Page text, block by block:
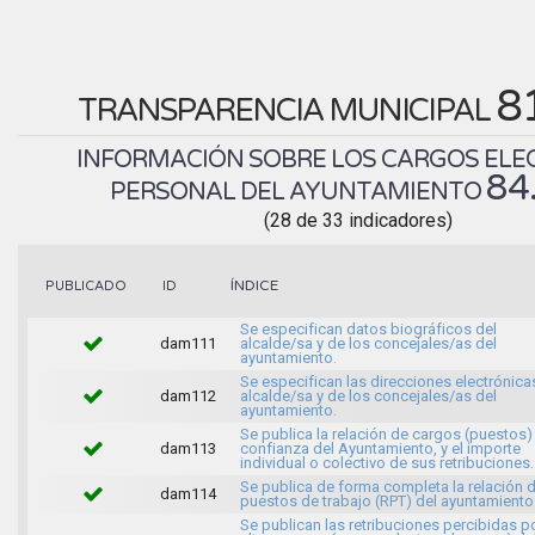
TRANSPARENCIA MUNICIPAL
INFORMACIÓN SOBRE LOS CARGOS
PERSONAL DEL AYUNTAMIENTO
(28 de 33 indicadores)
PUBLICADO ID ÍNDICE
dam111
Se especifican datos biográficos del
alcalde/sa y de los concejales/as del
ayuntamiento.
dam112
Se especifican las direcciones
alcalde/sa y de los concejales/as del
ayuntamiento.
dam113
Se publica la relación de cargos
confianza del Ayuntamiento, y el importe
individual o colectivo de sus retribuciones.
dam114
Se publica de forma completa la relación
puestos de trabajo (RPT) del
Se publican las retribuciones percibidas